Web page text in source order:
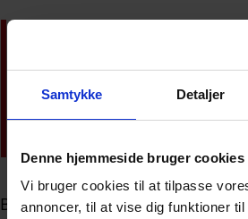
Samtykke Detaljer
Denne hjemmeside bruger cookies
Vi bruger cookies til at tilpasse
annoncer, til at vise dig funktioner
Borosilikatglas og
BOROFLOAT® 33 –
Egenskaber,
fordele
Borosilikatglas er en af de mest